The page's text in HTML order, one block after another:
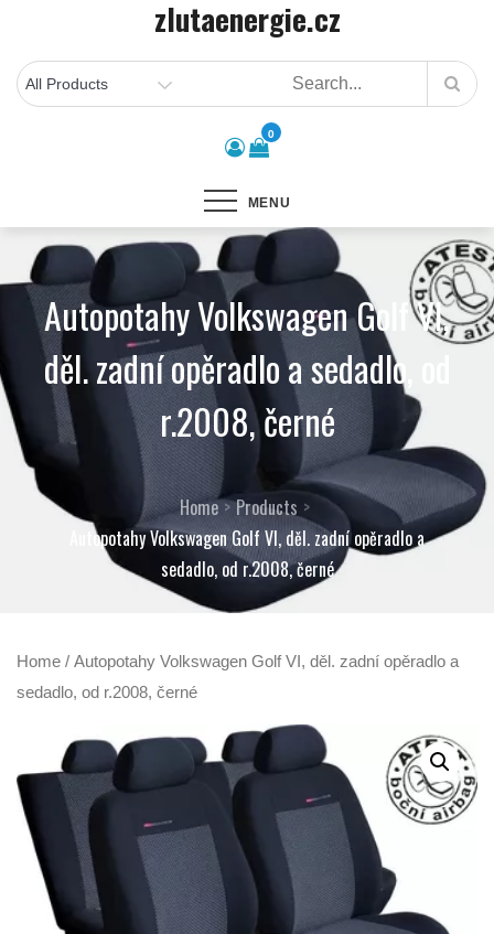
content
zlutaenergie.cz
0
MENU
Autopotahy Volkswagen Golf VI,
děl. zadní opěradlo a sedadlo, od
r.2008, černé
Home
Products
Autopotahy Volkswagen Golf VI, děl. zadní opěradlo a
sedadlo, od r.2008, černé
Home / Autopotahy Volkswagen Golf VI, děl. zadní opěradlo a
sedadlo, od r.2008, černé